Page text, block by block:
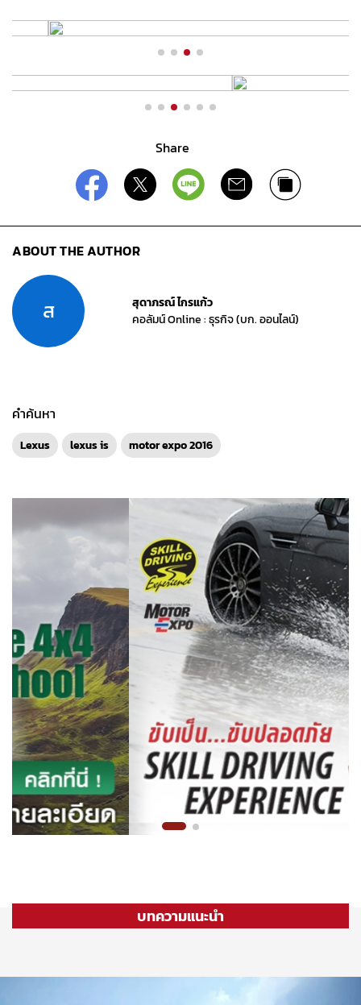
Share
ABOUT THE AUTHOR
ส
สุดาภรณ์ ไกรแก้ว
คอลัมน์ Online : ธุรกิจ (บก. ออนไลน์)
คำค้นหา
Lexus lexus is motor expo 2016
บทความแนะนำ